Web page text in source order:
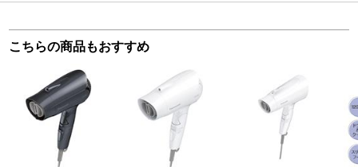
こちらの商品もおすすめ